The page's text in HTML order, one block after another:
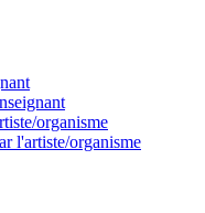
organisme
l'artiste/organisme